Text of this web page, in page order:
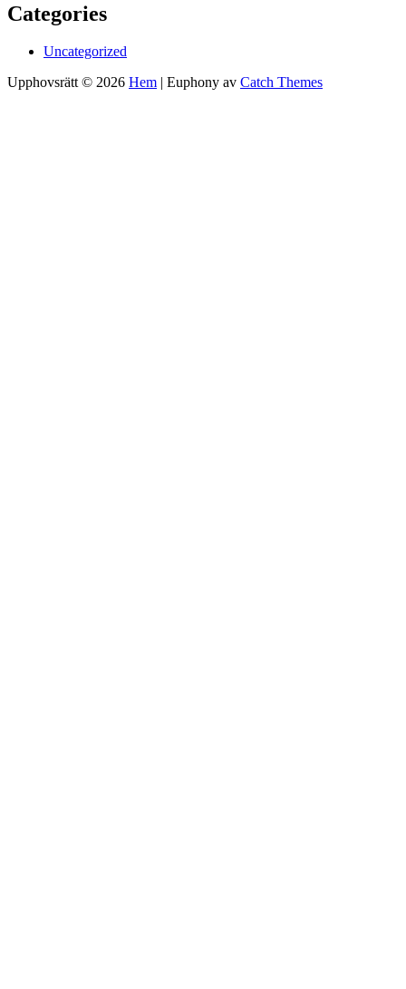
Categories
Uncategorized
Upphovsrätt © 2026 Hem | Euphony av Catch Themes